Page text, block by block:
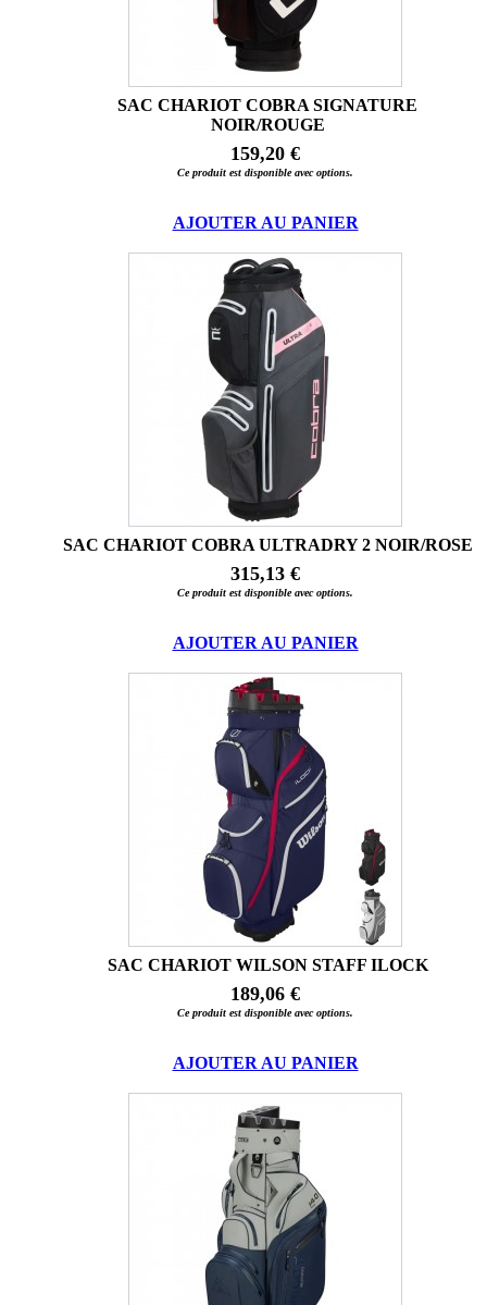
SAC CHARIOT COBRA SIGNATURE
NOIR/ROUGE
159,20 €
Ce produit est disponible avec options.
AJOUTER AU PANIER
SAC CHARIOT COBRA ULTRADRY 2 NOIR/ROSE
315,13 €
Ce produit est disponible avec options.
AJOUTER AU PANIER
SAC CHARIOT WILSON STAFF ILOCK
189,06 €
Ce produit est disponible avec options.
AJOUTER AU PANIER